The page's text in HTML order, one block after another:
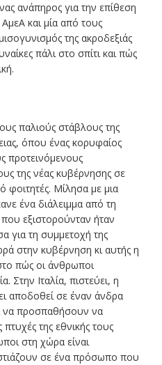
ανάπηρος για την επίθεση
και μία από τους
της ακροδεξιάς
πάλι στο σπίτι και πώς
παλιούς στάβλους της
όπου ένας κορυφαίος
προτεινόμενους
της νέας κυβέρνησης σε
φοιτητές. Μίλησα με μια
ένα διάλειμμα από τη
που εξιστορούνταν ήταν
για τη συμμετοχή της
στην κυβέρνηση κι αυτής η
πώς οι άνθρωποι
Στην Ιταλία, πιστεύει, η
αποδοθεί σε έναν άνδρα
να προσπαθήσουν να
πτυχές της εθνικής τους
στη χώρα είναι
σε ένα πρόσωπο που